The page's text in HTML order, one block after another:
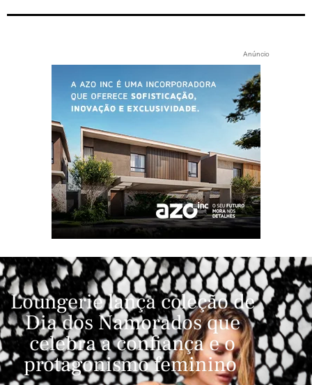
Anúncio
Loungerie lança coleção de
Dia dos Namorados que
celebra a confiança e o
protagonismo feminino